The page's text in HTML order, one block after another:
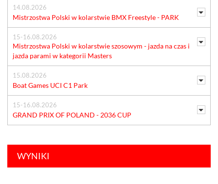
14.08.2026
Mistrzostwa Polski w kolarstwie BMX Freestyle - PARK
15-16.08.2026
Mistrzostwa Polski w kolarstwie szosowym - jazda na czas i
jazda parami w kategorii Masters
15.08.2026
Boat Games UCI C1 Park
15-16.08.2026
GRAND PRIX OF POLAND - 2036 CUP
WYNIKI